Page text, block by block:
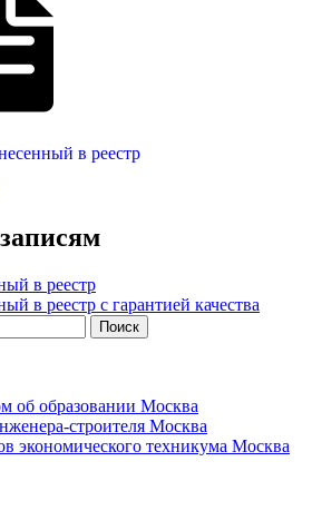
в реестр
в реестр
в реестр с гарантией качества
об образовании Москва
строителя Москва
экономического техникума Москва